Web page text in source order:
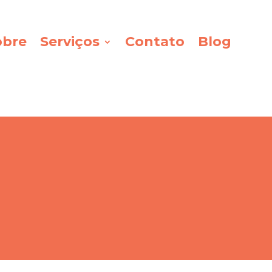
Serviços Contato Blog